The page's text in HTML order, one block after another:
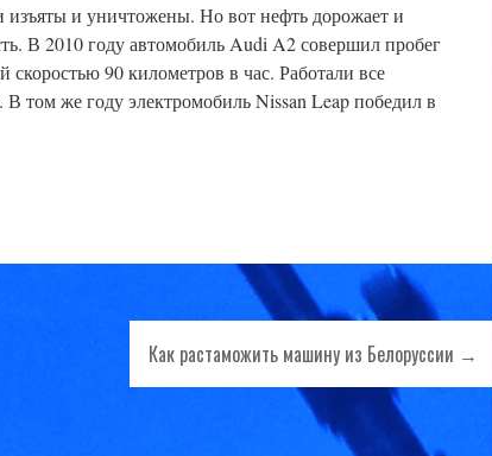
и уничтожены. Но вот нефть дорожает и
В 2010 году автомобиль Audi A2 совершил пробег
90 километров в час. Работали все
том же году электромобиль Nissan Leap победил в
Как растаможить машину из Белоруссии →